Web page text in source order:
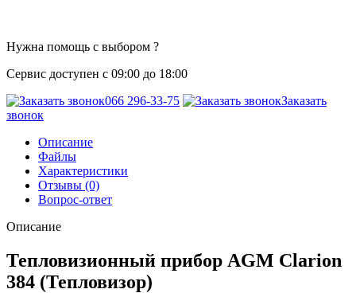
Нужна помощь с выбором ?
Сервис доступен с 09:00 до 18:00
066 296-33-75
Заказать
звонок
Описание
Файлы
Характеристики
Отзывы (0)
Вопрос-ответ
Описание
Тепловизионный прибор AGM Clarion
384 (Тепловизор)